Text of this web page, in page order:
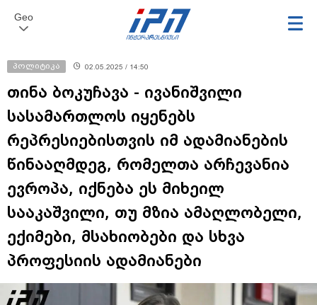
Geo
პოლიტიკა 02.05.2025 / 14:50
თინა ბოკუჩავა - ივანიშვილი
სასამართლოს იყენებს
რეპრესიებისთვის იმ ადამიანების
წინააღმდეგ, რომელთა არჩევანია
ევროპა, იქნება ეს მიხეილ
სააკაშვილი, თუ მზია ამაღლობელი,
ექიმები, მსახიობები და სხვა
პროფესიის ადამიანები